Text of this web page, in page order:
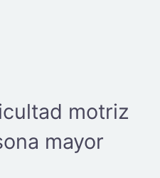
motriz
mayor